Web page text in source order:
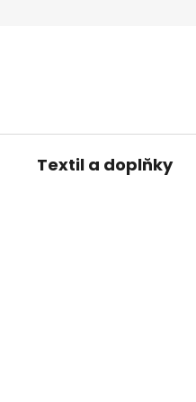
Textil a doplňky